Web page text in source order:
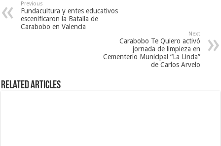
Previous
Fundacultura y entes educativos
escenificaron la Batalla de
Carabobo en Valencia
Next
Carabobo Te Quiero activó
jornada de limpieza en
Cementerio Municipal “La Linda”
de Carlos Arvelo
Related Articles